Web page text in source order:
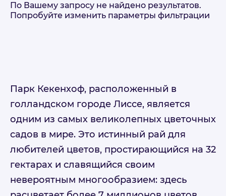
По Вашему запросу не найдено результатов.
Попробуйте изменить параметры фильтрации
Парк Кекенхоф, расположенный в
голландском городе Лиссе, является
одним из самых великолепных цветочных
садов в мире. Это истинный рай для
любителей цветов, простирающийся на 32
гектарах и славящийся своим
невероятным многообразием: здесь